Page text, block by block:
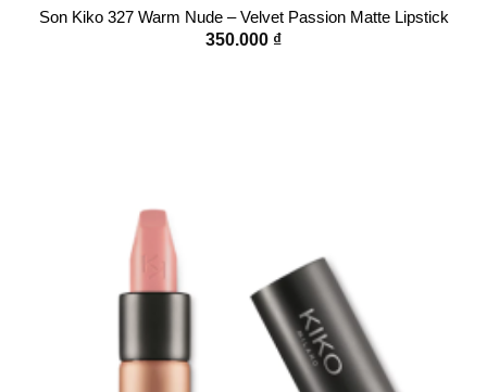
Son Kiko 327 Warm Nude – Velvet Passion Matte Lipstick
350.000 ₫